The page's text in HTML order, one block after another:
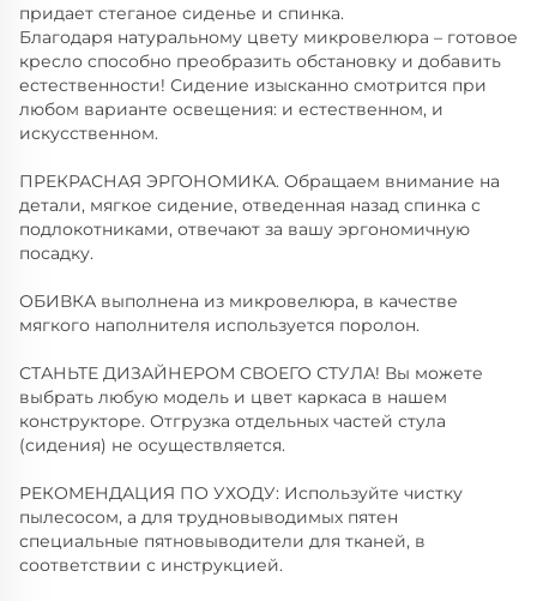
придает стеганое сиденье и спинка.
Благодаря натуральному цвету микровелюра – готовое
кресло способно преобразить обстановку и добавить
естественности! Сидение изысканно смотрится при
любом варианте освещения: и естественном, и
искусственном.
ПРЕКРАСНАЯ ЭРГОНОМИКА. Обращаем внимание на
детали, мягкое сидение, отведенная назад спинка с
подлокотниками, отвечают за вашу эргономичную
посадку.
ОБИВКА выполнена из микровелюра, в качестве
мягкого наполнителя используется поролон.
СТАНЬТЕ ДИЗАЙНЕРОМ СВОЕГО СТУЛА! Вы можете
выбрать любую модель и цвет каркаса в нашем
конструкторе. Отгрузка отдельных частей стула
(сидения) не осуществляется.
РЕКОМЕНДАЦИЯ ПО УХОДУ: Используйте чистку
пылесосом, а для трудновыводимых пятен
специальные пятновыводители для тканей, в
соответствии с инструкцией.